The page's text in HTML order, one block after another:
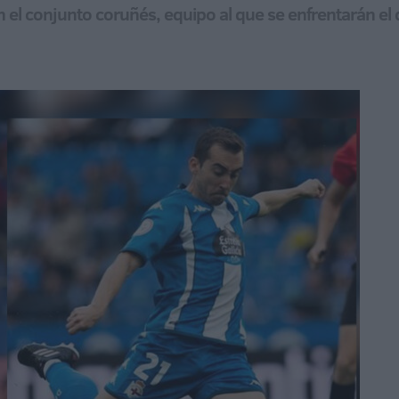
conjunto coruñés, equipo al que se enfrentarán el